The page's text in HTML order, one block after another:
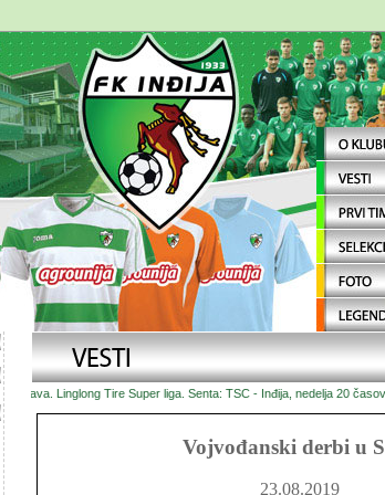
Najava. Linglong Tire Super liga. Senta: TSC - Inđija, nedelja 20 časova
Vojvođanski derbi u
23.08.2019